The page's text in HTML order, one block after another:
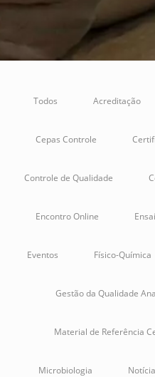
Todos Acreditação
Cepas Controle
Controle de Qualidade
Encontro Online
Eventos Físico-Química
Gestão da Qualidade
Material de Referência
Microbiologia